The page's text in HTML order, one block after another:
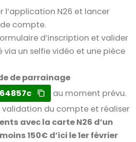
l’application N26 et lancer
compte.
d’inscription et valider
via un selfie vidéo et une pièce
de parrainage
au moment prévu.
du compte et réaliser
avec la carte N26 d’un
150€ d’ici le 1er février